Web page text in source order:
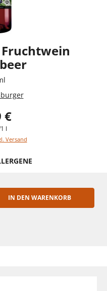
€
l
Versand
IN DEN WARENKORB